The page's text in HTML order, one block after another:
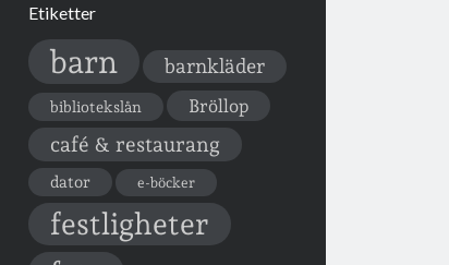
Etiketter
barn barnkläder
bibliotekslån Bröllop
café & restaurang
dator e-böcker
festligheter